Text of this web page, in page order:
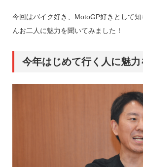
今回はバイク好き、MotoGP好きとして
んお二人に魅力を聞いてみました！
今年はじめて行く人に魅力